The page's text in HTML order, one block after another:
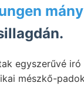
egyszerűvé
mészkő-